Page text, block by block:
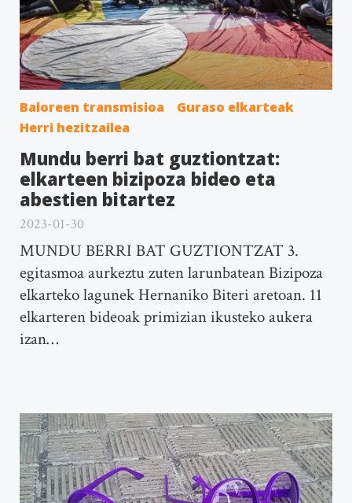
Baloreen transmisioa
Guraso elkarteak
Herri hezitzailea
Mundu berri bat guztiontzat:
elkarteen bizipoza bideo eta
abestien bitartez
2023-01-30
MUNDU BERRI BAT GUZTIONTZAT 3.
egitasmoa aurkeztu zuten larunbatean Bizipoza
elkarteko lagunek Hernaniko Biteri aretoan. 11
elkarteren bideoak primizian ikusteko aukera
izan…